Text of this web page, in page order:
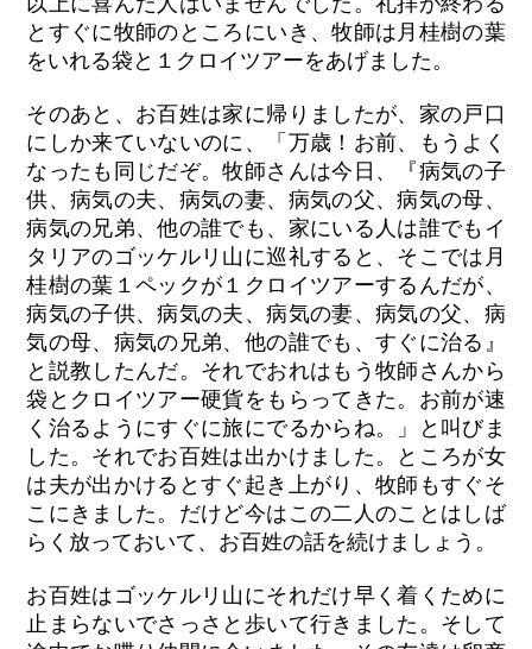
とすぐに牧師のところにいき、牧師は月桂樹の葉
をいれる袋と１クロイツアーをあげました。
そのあと、お百姓は家に帰りましたが、家の戸口
にしか来ていないのに、「万歳！お前、もうよく
なったも同じだぞ。牧師さんは今日、『病気の子
供、病気の夫、病気の妻、病気の父、病気の母、
病気の兄弟、他の誰でも、家にいる人は誰でもイ
タリアのゴッケルリ山に巡礼すると、そこでは月
桂樹の葉１ペックが１クロイツアーするんだが、
病気の子供、病気の夫、病気の妻、病気の父、病
気の母、病気の兄弟、他の誰でも、すぐに治る』
と説教したんだ。それでおれはもう牧師さんから
袋とクロイツアー硬貨をもらってきた。お前が速
く治るようにすぐに旅にでるからね。」と叫びま
した。それでお百姓は出かけました。ところが女
は夫が出かけるとすぐ起き上がり、牧師もすぐそ
こにきました。だけど今はこの二人のことはしば
らく放っておいて、お百姓の話を続けましょう。
お百姓はゴッケルリ山にそれだけ早く着くために
止まらないでさっさと歩いて行きました。そして